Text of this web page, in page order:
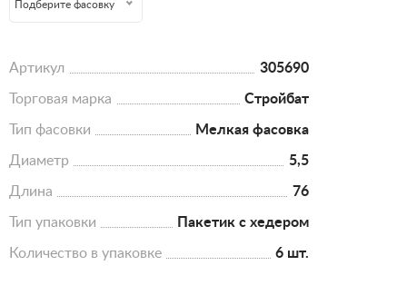
Подберите фасовку
Артикул 305690
Торговая марка Стройбат
Тип фасовки Мелкая фасовка
Диаметр 5,5
Длина 76
Тип упаковки Пакетик с хедером
Количество в упаковке 6 шт.